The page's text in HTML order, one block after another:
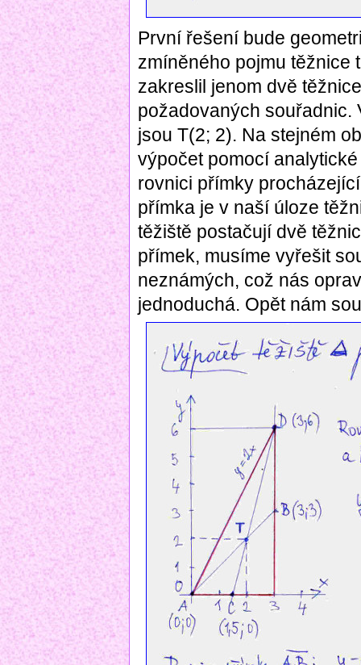
První řešení bude
zmíněného pojmu těžnice
zakreslil jenom dvě
požadovaných souřadnic.
jsou T(2; 2). Na stejném
výpočet pomocí
rovnici přímky
přímka je v naší úloze
těžiště postačují dvě
přímek, musíme vyřešit
neznámých, což nás
jednoduchá. Opět nám